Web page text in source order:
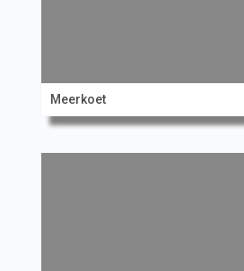
Meerkoet